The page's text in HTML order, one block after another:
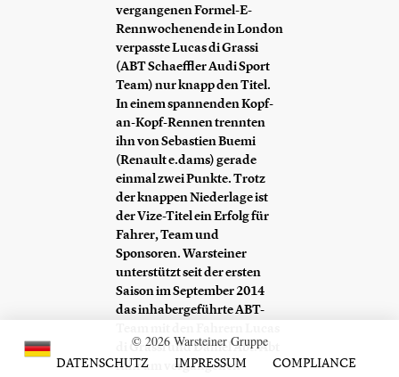
vergangenen Formel-E-
Rennwochenende in London
verpasste Lucas di Grassi
(ABT Schaeffler Audi Sport
Team) nur knapp den Titel.
In einem spannenden Kopf-
an-Kopf-Rennen trennten
ihn von Sebastien Buemi
(Renault e.dams) gerade
einmal zwei Punkte. Trotz
der knappen Niederlage ist
der Vize-Titel ein Erfolg für
Fahrer, Team und
Sponsoren. Warsteiner
unterstützt seit der ersten
Saison im September 2014
das inhabergeführte ABT-
di Grassi und Daniel Abt. Abt
fuhr am vergangenen
© 2026 Warsteiner Gruppe
DATENSCHUTZ
IMPRESSUM COMPLIANCE